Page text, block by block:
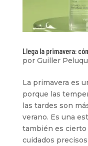
Llega la primavera:
por Guiller
La primavera es
porque las
las tardes son
verano. Es una
también es
cuidados precisos